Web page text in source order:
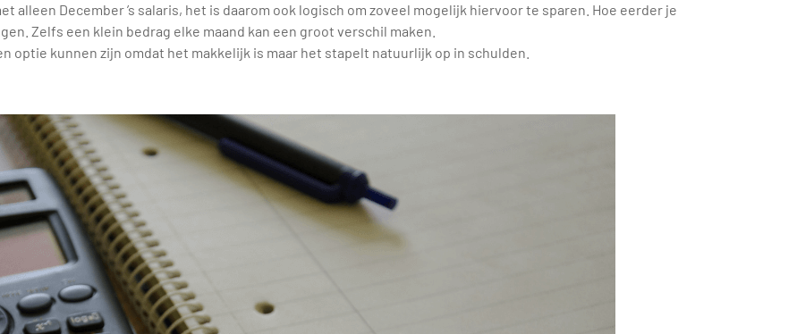
alleen December ’s salaris, het is daarom ook logisch om zoveel mogelijk hiervoor te sparen. Hoe eerder je
Zelfs een klein bedrag elke maand kan een groot verschil maken.
optie kunnen zijn omdat het makkelijk is maar het stapelt natuurlijk op in schulden.